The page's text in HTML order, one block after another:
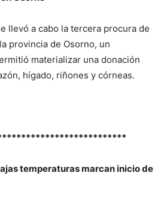
llevó a cabo la tercera procura de
provincia de Osorno, un
materializar una donación
hígado, riñones y córneas.
temperaturas marcan inicio de